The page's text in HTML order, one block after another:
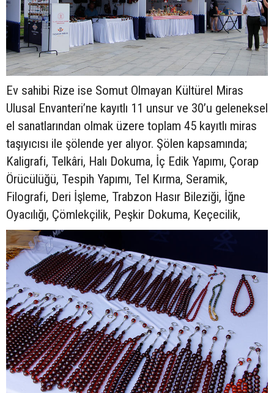
Ev sahibi Rize ise Somut Olmayan Kültürel Miras
Ulusal Envanteri’ne kayıtlı 11 unsur ve 30’u geleneksel
el sanatlarından olmak üzere toplam 45 kayıtlı miras
taşıyıcısı ile şölende yer alıyor. Şölen kapsamında;
Kaligrafi, Telkâri, Halı Dokuma, İç Edik Yapımı, Çorap
Örücülüğü, Tespih Yapımı, Tel Kırma, Seramik,
Filografi, Deri İşleme, Trabzon Hasır Bileziği, İğne
Oyacılığı, Çömlekçilik, Peşkir Dokuma, Keçecilik,